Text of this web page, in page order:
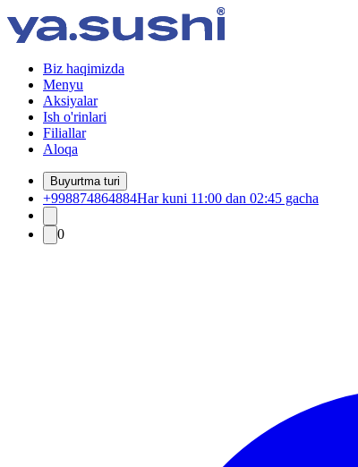
Biz haqimizda
Menyu
Aksiyalar
Ish o'rinlari
Filiallar
Aloqa
Buyurtma turi
+998874864884Har kuni 11:00 dan 02:45 gacha
0